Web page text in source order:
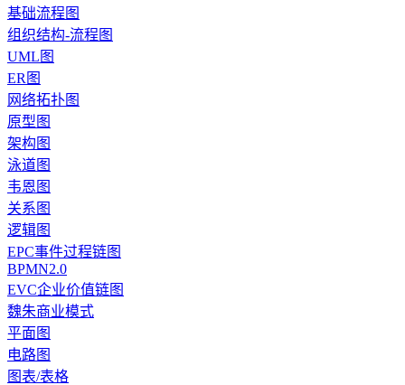
基础流程图
组织结构-流程图
UML图
ER图
网络拓扑图
原型图
架构图
泳道图
韦恩图
关系图
逻辑图
EPC事件过程链图
BPMN2.0
EVC企业价值链图
魏朱商业模式
平面图
电路图
图表/表格